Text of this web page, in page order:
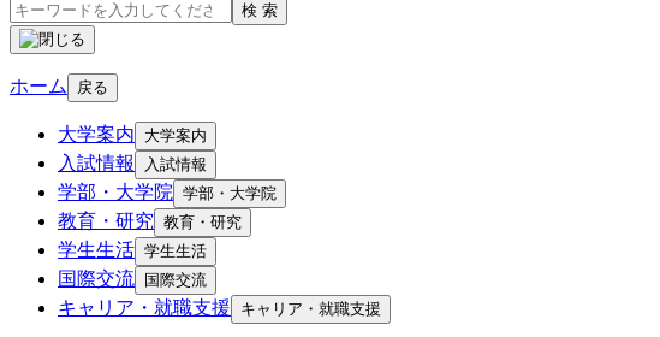
検 索
ホーム 戻る
大学案内 大学案内
入試情報 入試情報
学部・大学院 学部・大学院
教育・研究 教育・研究
学生生活 学生生活
国際交流 国際交流
キャリア・就職支援 キャリア・就職支援